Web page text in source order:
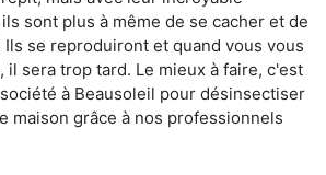
sont plus à même de se cacher et de
se reproduiront et quand vous vous
il sera trop tard. Le mieux à faire, c'est
à Beausoleil pour désinsectiser
maison grâce à nos professionnels